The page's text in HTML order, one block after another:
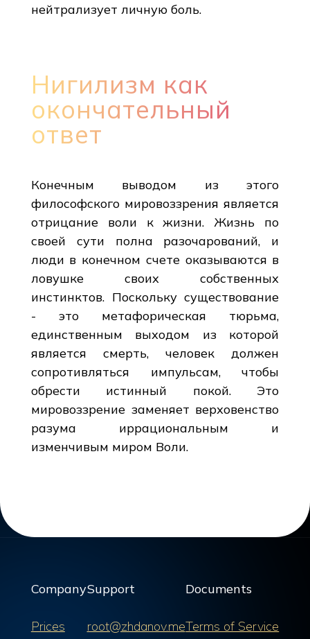
нейтрализует личную боль.
Нигилизм как
окончательный
ответ
Конечным выводом из этого
философского мировоззрения является
отрицание воли к жизни. Жизнь по
своей сути полна разочарований, и
люди в конечном счете оказываются в
ловушке своих собственных
инстинктов. Поскольку существование
- это метафорическая тюрьма,
единственным выходом из которой
является смерть, человек должен
сопротивляться импульсам, чтобы
обрести истинный покой. Это
мировоззрение заменяет верховенство
разума иррациональным и
изменчивым миром Воли.
Company
Prices
Support
root@zhdanov.me
Documents
Terms of Service